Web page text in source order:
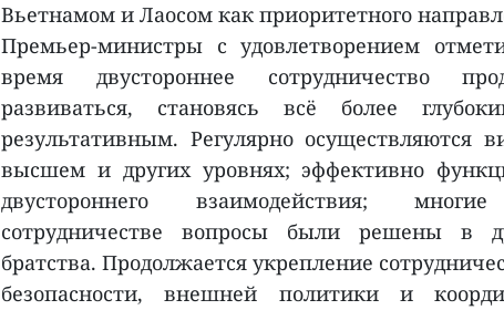
Вьетнамом и Лаосом как приоритетного
Премьер-министры с удовлетворением
время двустороннее сотрудничество
развиваться, становясь всё более
результативным. Регулярно осуществляются
высшем и других уровнях; эффективно
двустороннего взаимодействия;
сотрудничестве вопросы были решены в
братства. Продолжается укрепление
безопасности, внешней политики и